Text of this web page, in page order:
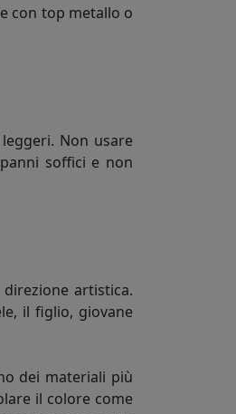
con top metallo o
Non usare
soffici e non
artistica.
il figlio, giovane
dei materiali più
il colore come